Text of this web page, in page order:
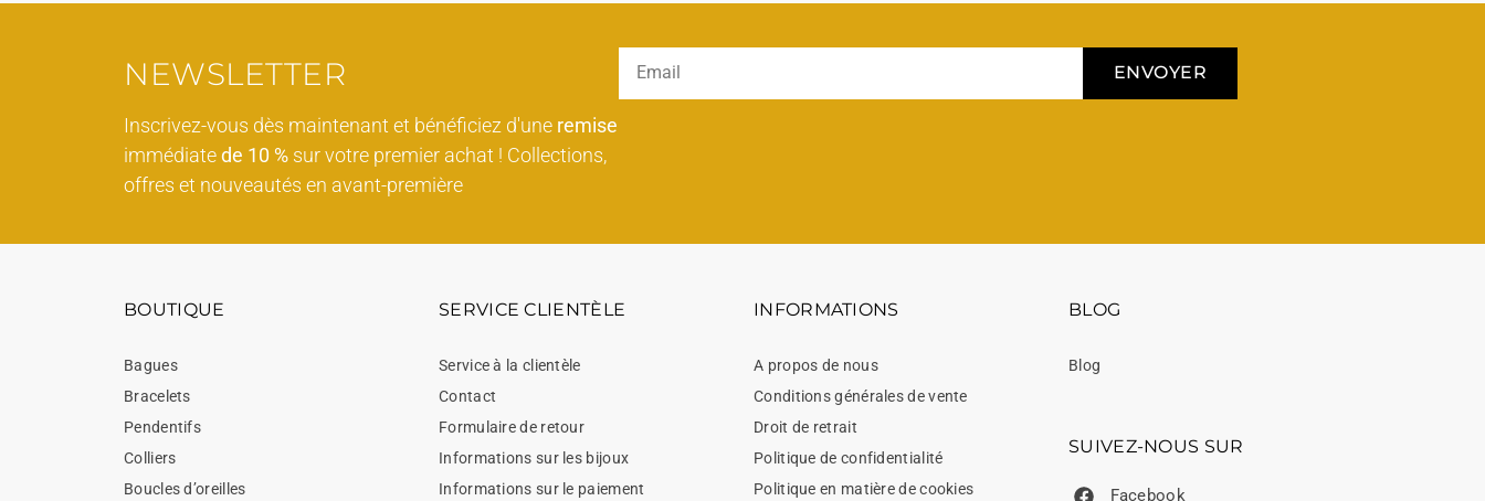
NEWSLETTER
Inscrivez-vous dès maintenant et bénéficiez d'une remise
immédiatede 10 % sur votre premier achat ! Collections,
offres et nouveautés en avant-première
ENVOYER
BOUTIQUE
Bagues
Bracelets
Pendentifs
Colliers
Boucles d’oreilles
SERVICE CLIENTÈLE
Service à la clientèle
Contact
Formulaire de retour
Informations sur les bijoux
Informations sur le paiement
INFORMATIONS
A propos de nous
Conditions générales de vente
Droit de retrait
Politique de confidentialité
Politique en matière de cookies
BLOG
Blog
SUIVEZ-NOUS SUR
Facebook